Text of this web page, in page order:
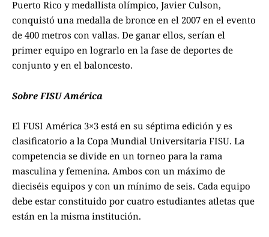
Puerto Rico y medallista olímpico, Javier Culson,
conquistó una medalla de bronce en el 2007 en el evento
de 400 metros con vallas. De ganar ellos, serían el
primer equipo en lograrlo en la fase de deportes de
conjunto y en el baloncesto.
Sobre FISU América
El FUSI América 3×3 está en su séptima edición y es
clasificatorio a la Copa Mundial Universitaria FISU. La
competencia se divide en un torneo para la rama
masculina y femenina. Ambos con un máximo de
dieciséis equipos y con un mínimo de seis. Cada equipo
debe estar constituido por cuatro estudiantes atletas que
están en la misma institución.